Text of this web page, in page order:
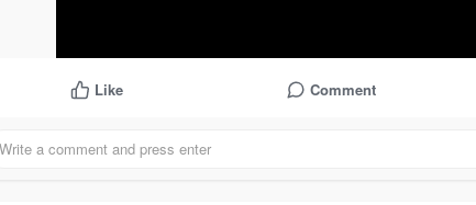
Like Comment